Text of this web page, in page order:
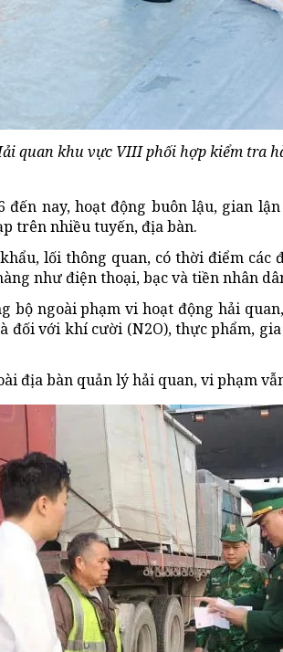
quan khu vực VIII phối hợp kiểm tra
đến nay, hoạt động buôn lậu, gian
trên nhiều tuyến, địa bàn.
lối thông quan, có thời điểm
như điện thoại, bạc và tiền nhân
bộ ngoài phạm vi hoạt động hải
đối với khí cười (N2O), thực phẩm,
địa bàn quản lý hải quan, vi phạm